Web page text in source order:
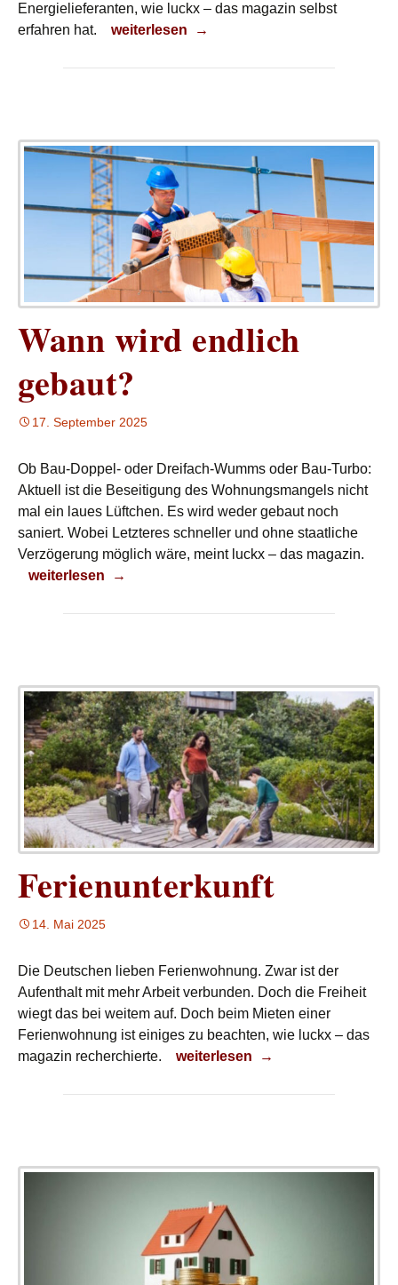
Energielieferanten, wie luckx – das magazin selbst
erfahren hat.
Energieeffizienz
weiterlesen →
Wann wird endlich
gebaut?
17. September 2025
Ob Bau-Doppel- oder Dreifach-Wumms oder Bau-Turbo:
Aktuell ist die Beseitigung des Wohnungsmangels nicht
mal ein laues Lüftchen. Es wird weder gebaut noch
saniert. Wobei Letzteres schneller und ohne staatliche
Verzögerung möglich wäre, meint luckx – das magazin.
Wann wird endlich gebaut?
weiterlesen →
Ferienunterkunft
14. Mai 2025
Die Deutschen lieben Ferienwohnung. Zwar ist der
Aufenthalt mit mehr Arbeit verbunden. Doch die Freiheit
wiegt das bei weitem auf. Doch beim Mieten einer
Ferienwohnung ist einiges zu beachten, wie luckx – das
magazin recherchierte.
Ferienunterkunft
weiterlesen →